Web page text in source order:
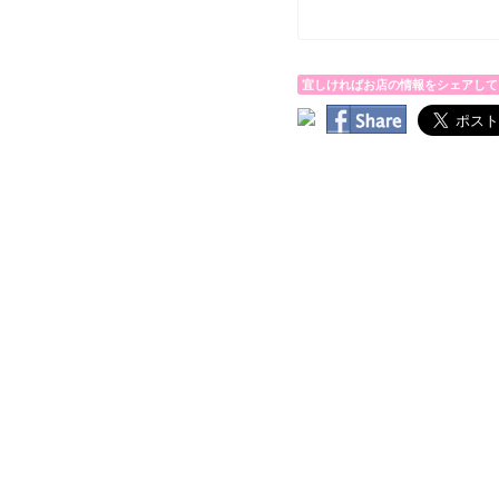
宜しければお店の情報をシェアし